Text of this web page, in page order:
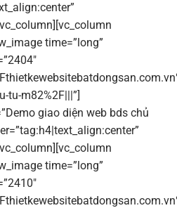
time=”long”
tu-m82%2F|||”]
giao diện web bds chủ
time=”long”